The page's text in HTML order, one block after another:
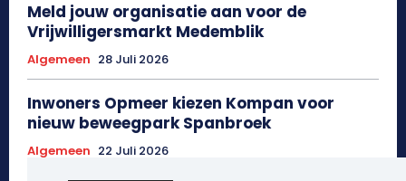
Meld jouw organisatie aan voor de
Vrijwilligersmarkt Medemblik
Algemeen 28 Juli 2026
Inwoners Opmeer kiezen Kompan voor
nieuw beweegpark Spanbroek
Algemeen 22 Juli 2026